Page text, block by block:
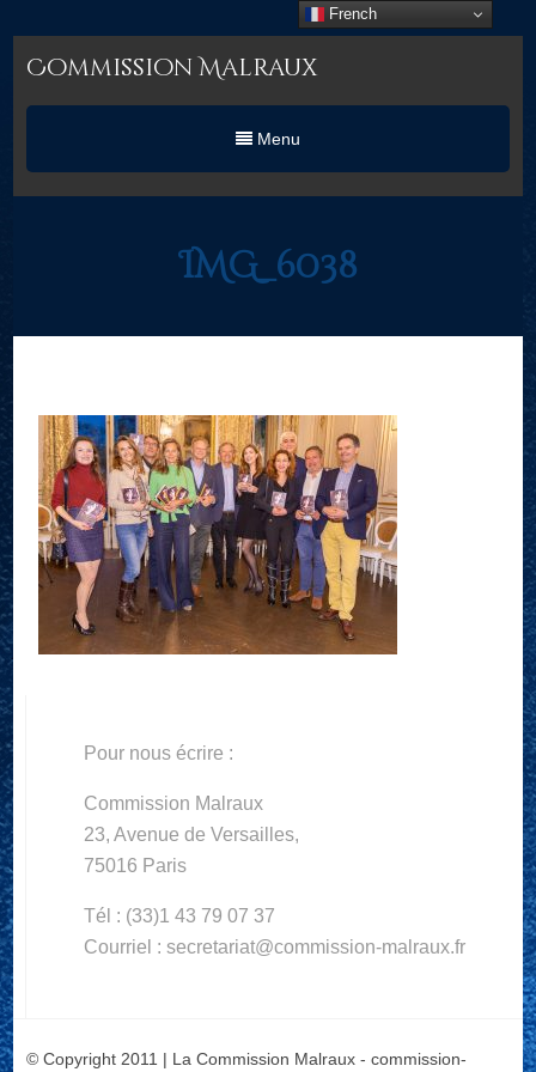
Commission Malraux
Menu
IMG_6038
Pour nous écrire :
Commission Malraux
23, Avenue de Versailles,
75016 Paris
Tél : (33)1 43 79 07 37
Courriel : secretariat@commission-malraux.fr
© Copyright 2011 | La Commission Malraux - commission-
French